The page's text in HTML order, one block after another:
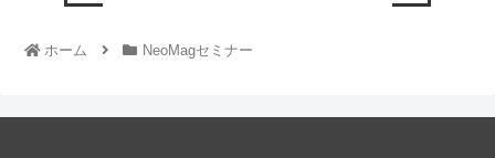
ホーム NeoMagセミナー